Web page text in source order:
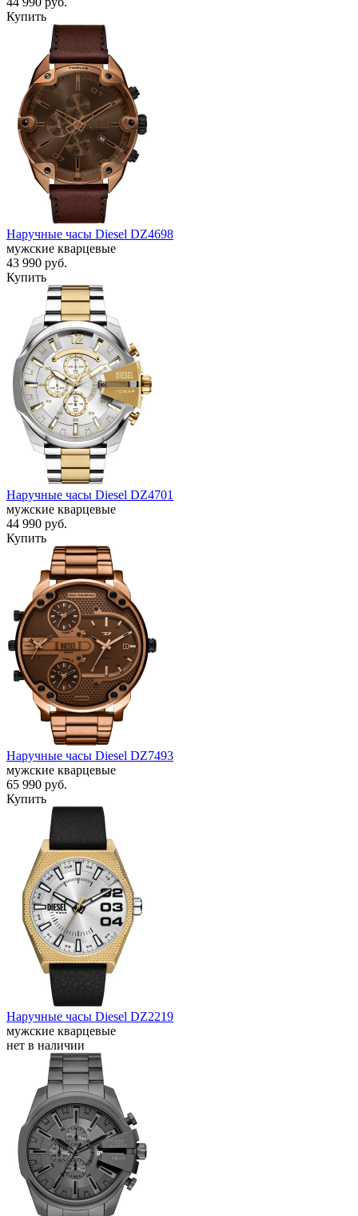
Купить
Наручные часы Diesel DZ4698
мужские кварцевые
43 990 руб.
Купить
Наручные часы Diesel DZ4701
мужские кварцевые
44 990 руб.
Купить
Наручные часы Diesel DZ7493
мужские кварцевые
65 990 руб.
Купить
Наручные часы Diesel DZ2219
мужские кварцевые
нет в наличии